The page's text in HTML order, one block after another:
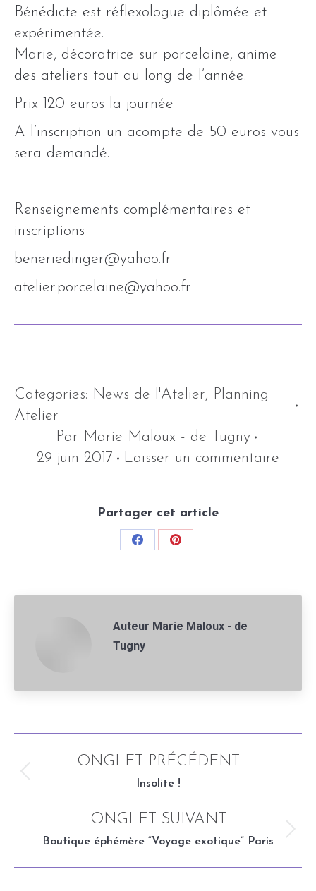
Bénédicte est réflexologue diplômée et
expérimentée.
Marie, décoratrice sur porcelaine, anime
des ateliers tout au long de l’année.
Prix 120 euros la journée
A l’inscription un acompte de 50 euros vous
sera demandé.
Renseignements complémentaires et
inscriptions
beneriedinger@yahoo.fr
atelier.porcelaine@yahoo.fr
Categories: News de l'Atelier, Planning
Atelier
Par Marie Maloux - de Tugny
29 juin 2017
Laisser un commentaire
Partager cet article
Share
Share
Auteur Marie Maloux - de
Tugny
Navigation
de
commentaire
ONGLET PRÉCÉDENT
Onglet
Insolite !
ONGLET SUIVANT
Onglet
Boutique éphémère “Voyage exotique” Paris